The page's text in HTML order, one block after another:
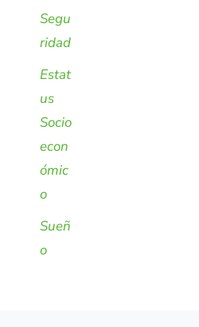
Segu
ridad
Estat
us
Socio
econ
ómic
o
Sueñ
o